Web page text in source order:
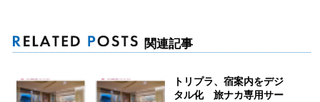
関連記事
トリプラ、宿案内をデジ
タル化 旅ナカ専用サー